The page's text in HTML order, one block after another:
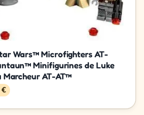
Wars™ Microfighters AT-
Minifigurines de Luke
Marcheur AT-AT™